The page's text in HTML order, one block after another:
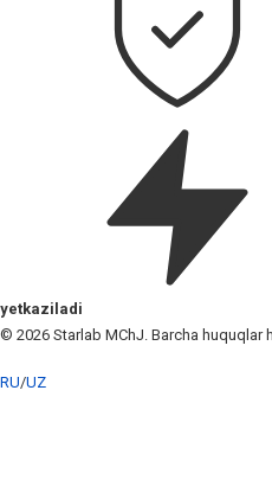
yetkaziladi
© 2026 Starlab MChJ. Barcha huquqlar
RU/UZ